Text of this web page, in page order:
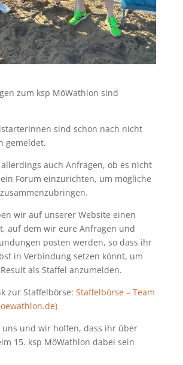
zum ksp MöWathlon sind
sind schon nach nicht
gemeldet.
auch Anfragen, ob es nicht
Forum einzurichten, um mögliche
wir auf unserer Website einen
auf dem wir eure Anfragen und
posten werden, so dass ihr
in Verbindung setzen könnt, um
als Staffel anzumelden.
zur Staffelbörse: Staffelbörse – Team
uns und wir hoffen, dass ihr über
15. ksp MöWathlon dabei sein